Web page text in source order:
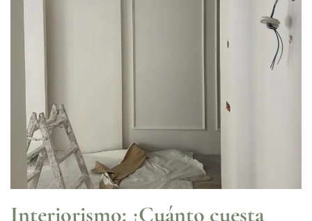
Interiorismo: ¿Cuánto cuesta